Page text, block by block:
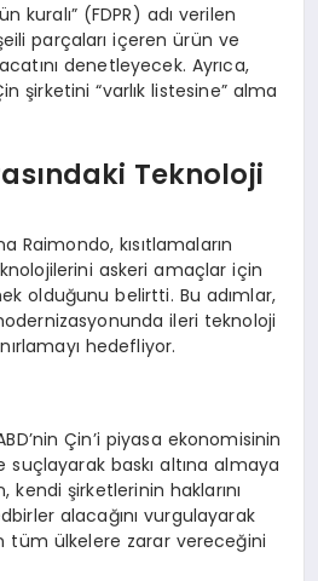
kuralı” (FDPR) adı verilen
parçaları içeren ürün ve
denetleyecek. Ayrıca,
şirketini “varlık listesine” alma
Teknoloji
Raimondo, kısıtlamaların
askeri amaçlar için
olduğunu belirtti. Bu adımlar,
ileri teknoloji
hedefliyor.
Çin’i piyasa ekonomisinin
suçlayarak baskı altına almaya
kendi şirketlerinin haklarını
alacağını vurgulayarak
tüm ülkelere zarar vereceğini